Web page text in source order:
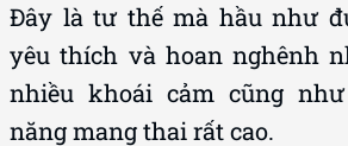
Đây là tư thế mà hầu như
yêu thích và hoan nghênh
nhiều khoái cảm cũng
năng mang thai rất cao.